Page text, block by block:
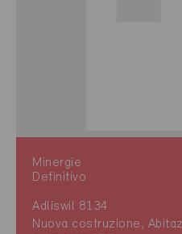
Minergie
Definitivo
Adliswil 8134
Nuova costruzione,